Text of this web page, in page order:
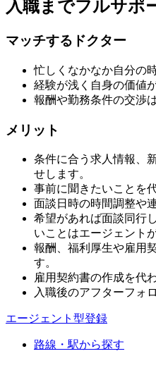
入職までフルサポ
マッチするドクター
忙しくなかなか自分の
経験が浅く自身の価値
報酬や勤務条件の交渉
メリット
条件に合う求人情報、
せします。
事前に聞きたいことを
面談日時の時間調整や
希望があれば面談同行
いことはエージェント
報酬、福利厚生や雇用
す。
雇用契約書の作成を代
入職後のアフターフォ
エージェント型登録
路線・駅から探す